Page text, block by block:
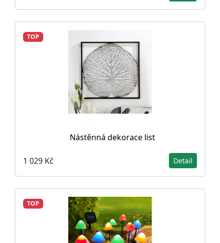
TOP
Nástěnná dekorace list
1 029 Kč Detail
TOP